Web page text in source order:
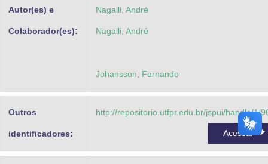
Autor(es) e
Colaborador(es):
Nagalli, André
Nagalli, André
Johansson, Fernando
Outros
identificadores:
http://repositorio.utfpr.edu.br/jspui/handle/1/
Acessar